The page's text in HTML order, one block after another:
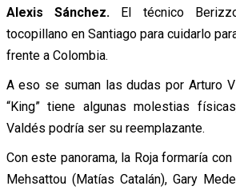
Alexis Sánchez. El técnico
tocopillano en Santiago para cuidarlo
frente a Colombia.
A eso se suman las dudas por Arturo
“King” tiene algunas molestias
Valdés podría ser su reemplazante.
Con este panorama, la Roja formaría
Mehsattou (Matías Catalán), Gary